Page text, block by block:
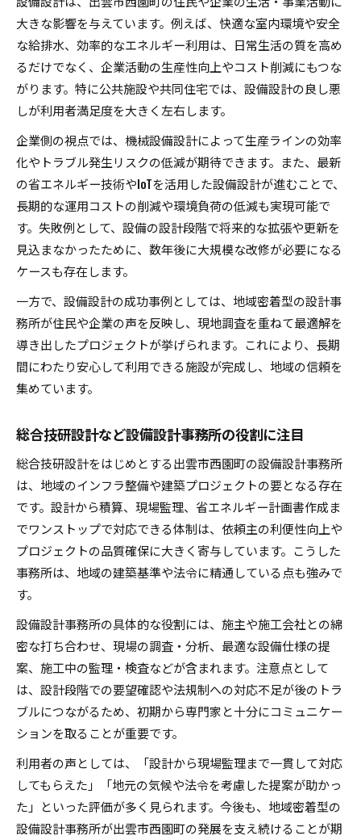
大きな影響を与えています。例えば、快適な室内環境や安全
な給排水、効率的なエネルギー利用は、日常生活の質を高め
るだけでなく、企業活動の生産性向上やコスト削減にもつな
がります。特に公共施設や共同住宅では、設備設計の良し悪
しが利用者満足度を大きく左右します。
企業側の視点では、機械設備設計によって生産ラインの効率
化やトラブル発生リスクの低減が期待できます。また、最新
の省エネルギー技術やIoTを活用した設備設計が進むことで、
長期的な運用コストの削減や環境負荷の低減も実現可能で
す。失敗例として、設備の設計段階で将来的な拡張や更新を
見込まなかったために、数年後に大規模な改修が必要になる
ケースも存在します。
一方で、設備設計の成功事例としては、地域密着型の設計事
務所が住民や企業の声を反映し、現地調査を重ねて最適解を
導き出したプロジェクトが挙げられます。これにより、長期
間にわたり安心して利用できる施設が完成し、地域の信頼を
集めています。
総合技研設計など設備設計事務所の役割に注目
総合技研設計をはじめとする出雲市西園町の設備設計事務所
は、地域のインフラ整備や建築プロジェクトの要となる存在
です。設計から積算、現場監理、省エネルギー計画書作成ま
でワンストップで対応できる体制は、依頼主の利便性向上や
プロジェクトの品質確保に大きく寄与しています。こうした
事務所は、地域の建築基準や法令に精通している点も強みで
す。
設備設計事務所の具体的な役割には、施主や施工会社との綿
密な打ち合わせ、現場の調査・分析、最適な設備仕様の提
案、施工中の監理・検査などが含まれます。注意点として
は、設計段階での要望確認や法規制への対応不足が後のトラ
ブルにつながるため、初期から専門家と十分にコミュニケー
ションを取ることが重要です。
利用者の声としては、「設計から現場監理まで一貫して対応
してもらえた」「地元の気候や法令を考慮した提案が助かっ
た」といった評価が多く見られます。今後も、地域密着型の
設備設計事務所が出雲市西園町の発展を支え続けることが期